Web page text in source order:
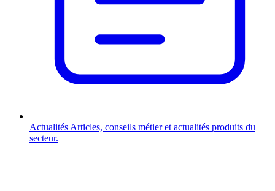
Actualités Articles, conseils métier et actualités produits du
secteur.